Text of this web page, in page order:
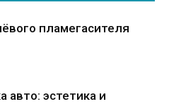
пламегасителя
авто: эстетика и